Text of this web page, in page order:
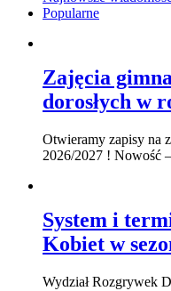
Popularne
Zajęcia
dorosłych w
Otwieramy zapisy na
2026/2027 ! Nowość
System i
Kobiet w
Wydział Rozgrywek